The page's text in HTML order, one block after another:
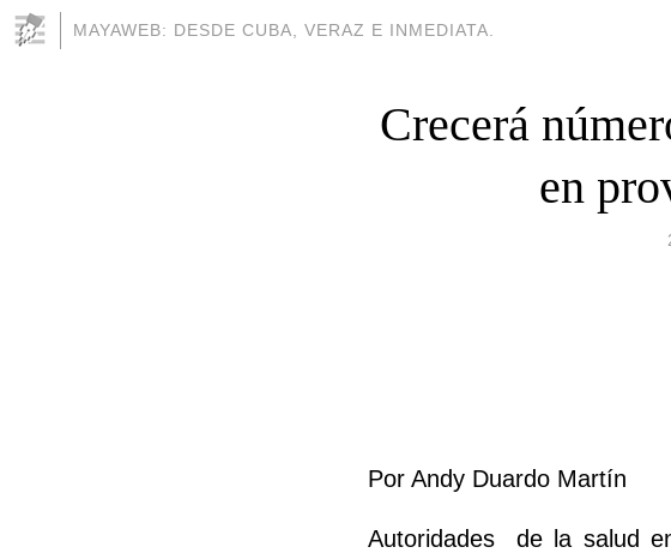
MAYAWEB: DESDE CUBA, VERAZ E INMEDIATA.
Crecerá
en
Por Andy Duardo Martín
Autoridades de la salud